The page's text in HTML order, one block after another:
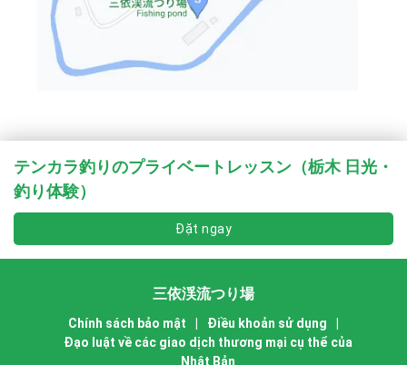
テンカラ釣りのプライベートレッスン（栃木 日光・
釣り体験）
Đặt ngay
三依渓流つり場
Chính sách bảo mật Điều khoản sử dụng
Đạo luật về các giao dịch thương mại cụ thể của
Nhật Bản